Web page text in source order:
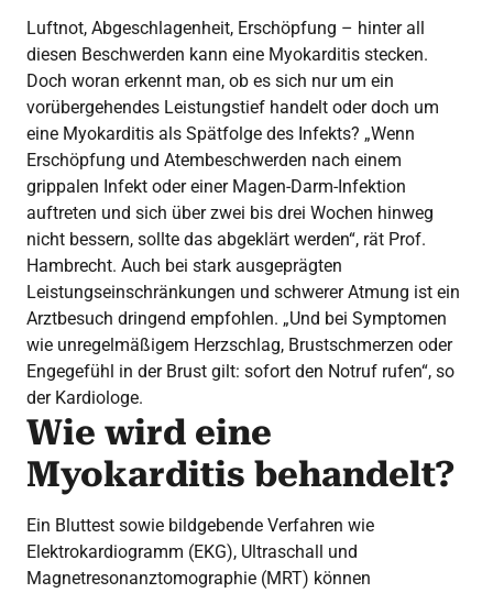
Luftnot, Abgeschlagenheit, Erschöpfung – hinter all
diesen Beschwerden kann eine Myokarditis stecken.
Doch woran erkennt man, ob es sich nur um ein
vorübergehendes Leistungstief handelt oder doch um
eine Myokarditis als Spätfolge des Infekts? „Wenn
Erschöpfung und Atembeschwerden nach einem
grippalen Infekt oder einer Magen-Darm-Infektion
auftreten und sich über zwei bis drei Wochen hinweg
nicht bessern, sollte das abgeklärt werden“, rät Prof.
Hambrecht. Auch bei stark ausgeprägten
Leistungseinschränkungen und schwerer Atmung ist ein
Arztbesuch dringend empfohlen. „Und bei Symptomen
wie unregelmäßigem Herzschlag, Brustschmerzen oder
Engegefühl in der Brust gilt: sofort den Notruf rufen“, so
der Kardiologe.
Wie wird eine
Myokarditis behandelt?
Ein Bluttest sowie bildgebende Verfahren wie
Elektrokardiogramm (EKG), Ultraschall und
Magnetresonanztomographie (MRT) können